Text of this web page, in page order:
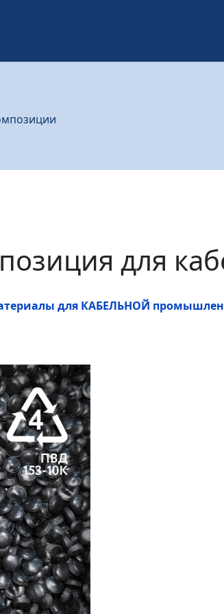
для
для КАБЕЛЬНОЙ